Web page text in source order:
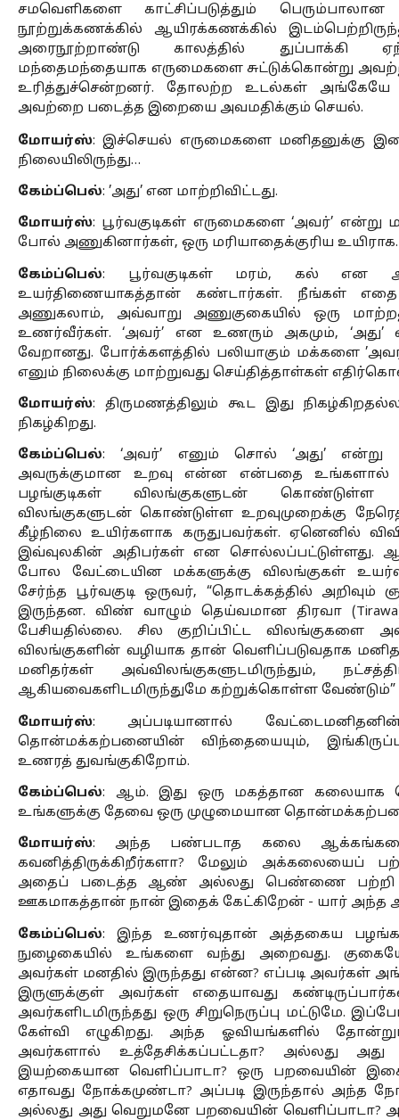
சமவெளிகளை காட்சிப்படுத்தும்
நூற்றுக்கணக்கில் ஆயிரக்கணக்கில்
அரைநூற்றாண்டு காலத்தில் துப்பாக்கி
மந்தைமந்தையாக எருமைகளை சுட்டுக்கொன்று
உரித்துச்சென்றனர். தோலற்ற உடல்கள் அங்கேயே
அவற்றை படைத்த இறையை அவமதிக்கும் செயல்.
மோயர்ஸ்: இச்செயல் எருமைகளை மனிதனுக்கு
நிலையிலிருந்து…
கேம்ப்பெல்: ’அது’ என மாற்றிவிட்டது.
மோயர்ஸ்: பூர்வகுடிகள் எருமைகளை ‘அவர்’
போல் அணுகினார்கள், ஒரு மரியாதைக்குரிய உயிராக.
கேம்ப்பெல்: பூர்வகுடிகள் மரம், கல் என
உயர்திணையாகத்தான் கண்டார்கள். நீங்கள் எதை
அணுகலாம், அவ்வாறு அணுகுகையில் ஒரு
உணர்வீர்கள். ‘அவர்’ என உணரும் அகமும்,
வேறானது. போர்க்களத்தில் பலியாகும் மக்களை ’அவர்’
எனும் நிலைக்கு மாற்றுவது செய்தித்தாள்கள்
மோயர்ஸ்: திருமணத்திலும் கூட இது
நிகழ்கிறது.
கேம்ப்பெல்: ‘அவர்’ எனும் சொல் ‘அது’ என்று
அவருக்குமான உறவு என்ன என்பதை உங்களால்
பழங்குடிகள் விலங்குகளுடன் கொண்டுள்ள
விலங்குகளுடன் கொண்டுள்ள உறவுமுறைக்கு
கீழ்நிலை உயிர்களாக கருதுபவர்கள். ஏனெனில்
இவ்வுலகின் அதிபர்கள் என சொல்லப்பட்டுள்ளது.
போல வேட்டையின மக்களுக்கு விலங்குகள்
சேர்ந்த பூர்வகுடி ஒருவர், “தொடக்கத்தில் அறிவும்
இருந்தன. விண் வாழும் தெய்வமான திரவா
பேசியதில்லை. சில குறிப்பிட்ட விலங்குகளை
விலங்குகளின் வழியாக தான் வெளிப்படுவதாக
மனிதர்கள் அவ்விலங்குகளுடமிருந்தும்,
ஆகியவைகளிடமிருந்துமே கற்றுக்கொள்ள வேண்டும்”
மோயர்ஸ்: அப்படியானால்
தொன்மக்கற்பனையின் விந்தையையும்,
உணரத் துவங்குகிறோம்.
கேம்ப்பெல்: ஆம். இது ஒரு மகத்தான கலையாக
உங்களுக்கு தேவை ஒரு முழுமையான
மோயர்ஸ்: அந்த பண்படாத கலை
கவனித்திருக்கிறீர்களா? மேலும் அக்கலையைப்
அதைப் படைத்த ஆண் அல்லது பெண்ணை பற்றி
ஊகமாகத்தான் நான் இதைக் கேட்கிறேன் - யார்
கேம்ப்பெல்: இந்த உணர்வுதான் அத்தகைய
நுழைகையில் உங்களை வந்து அறைவது.
அவர்கள் மனதில் இருந்தது என்ன? எப்படி அவர்கள்
இருளுக்குள் அவர்கள் எதையாவது
அவர்களிடமிருந்தது ஒரு சிறுநெருப்பு மட்டுமே.
கேள்வி எழுகிறது. அந்த ஓவியங்களில்
அவர்களால் உத்தேசிக்கப்பட்டதா? அல்லது
இயற்கையான வெளிப்பாடா? ஒரு பறவையின்
எதாவது நோக்கமுண்டா? அப்படி இருந்தால் அந்த
அல்லது அது வெறுமனே பறவையின் வெளிப்பாடா?